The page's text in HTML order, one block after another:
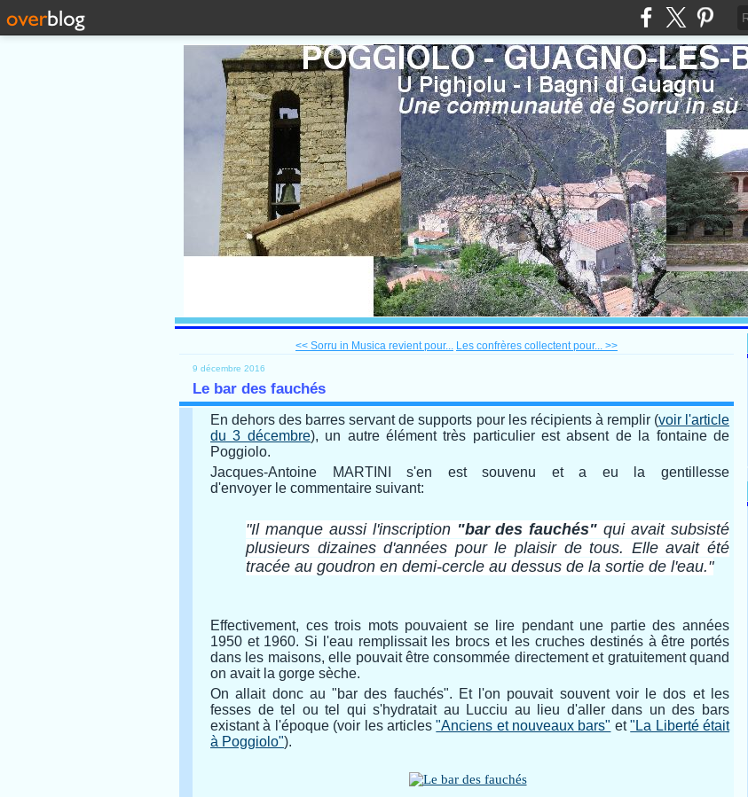
<< Sorru in Musica revient pour... Les confrères collectent pour... >>
9 décembre 2016
Le bar des fauchés
En dehors des barres servant de supports pour les récipients à remplir (voir l'article
du 3 décembre), un autre élément très particulier est absent de la fontaine de
Poggiolo.
Jacques-Antoine MARTINI s'en est souvenu et a eu la gentillesse
d'envoyer le commentaire suivant:
"Il manque aussi l'inscription "bar des fauchés" qui avait subsisté
plusieurs dizaines d'années pour le plaisir de tous. Elle avait été
tracée au goudron en demi-cercle au dessus de la sortie de l'eau."
Effectivement, ces trois mots pouvaient se lire pendant une partie des années
1950 et 1960. Si l'eau remplissait les brocs et les cruches destinés à être portés
dans les maisons, elle pouvait être consommée directement et gratuitement quand
on avait la gorge sèche.
On allait donc au "bar des fauchés". Et l'on pouvait souvent voir le dos et les
fesses de tel ou tel qui s'hydratait au Lucciu au lieu d'aller dans un des bars
existant à l'époque (voir les articles"Anciens et nouveaux bars" et"La Liberté était
à Poggiolo").